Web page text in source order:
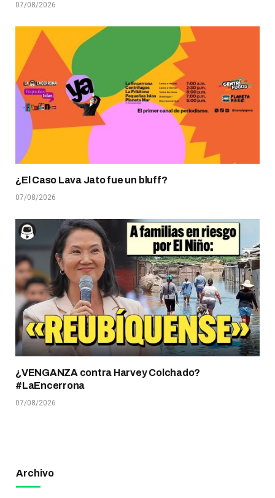
07/08/2026
¿El Caso Lava Jato fue un bluff?
07/08/2026
¿VENGANZA contra Harvey Colchado?
#LaEncerrona
07/08/2026
Archivo